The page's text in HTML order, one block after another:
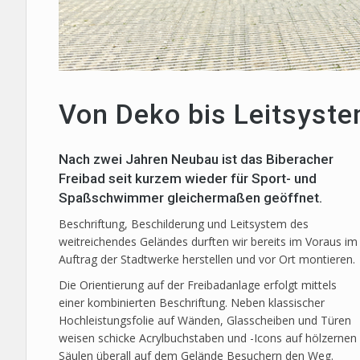
Von Deko bis
Nach zwei Jahren Neubau ist das Biberacher
Freibad seit kurzem wieder für Sport- und
Spaßschwimmer gleichermaßen geöffnet.
Beschriftung, Beschilderung und Leitsystem des
weitreichendes Geländes durften wir bereits im Voraus im
Auftrag der Stadtwerke herstellen und vor Ort montieren.
Die Orientierung auf der Freibadanlage erfolgt mittels
einer kombinierten Beschriftung. Neben klassischer
Hochleistungsfolie auf Wänden, Glasscheiben und Türen
weisen schicke Acrylbuchstaben und -Icons auf hölzernen
Säulen überall auf dem Gelände Besuchern den Weg.